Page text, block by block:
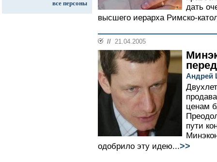
все персоны
дать
высшего иерарха Римско-
// 21.04.2005
Андрей
ценам
пути
одобрило эту идею...>>